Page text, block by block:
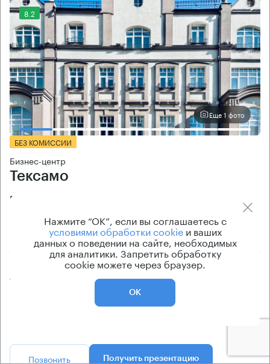
8.2
Еще 1 фото
БЕЗ КОМИССИИ
Бизнес-центр
Тексамо
Москва, 1-й Вышеславцев переулок, 6
Марьина Роща → 800 м ~8 мин
район Марьина роща
Площадь особняка
1100 кв.м
Ставка арендной платы
по запросу
Эксплуатационные расходы
Позвонить Получить презентацию
Нажмите “ОК”, если вы соглашаетесь с
условиями обработки cookieи ваших
данных о поведении на сайте, необходимых
для аналитики. Запретить обработку
cookie можете через браузер.
ОК